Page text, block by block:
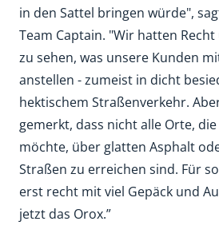
in den Sattel bringen würde",
Team Captain. "Wir hatten
zu sehen, was unsere Kunden
anstellen - zumeist in dicht
hektischem Straßenverkehr.
gemerkt, dass nicht alle Orte,
möchte, über glatten Asphalt
Straßen zu erreichen sind. Für
erst recht mit viel Gepäck und
jetzt das Orox.”